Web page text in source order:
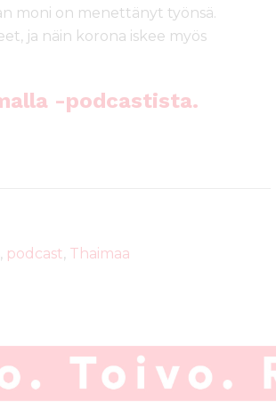
moni on menettänyt työnsä.
ja näin korona iskee myös
-podcastista.
, podcast, Thaimaa